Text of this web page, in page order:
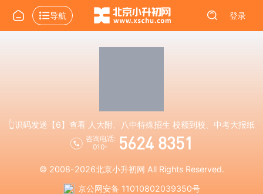
导航 登录
👆识码发送【6】查看 人大附、八中特殊招生 校额到校、中考大报纸
咨询电话:
010-
5624 8351
© 2008-2026北京小升初网 All Rights Reserved.
京公网安备 11010802039350号